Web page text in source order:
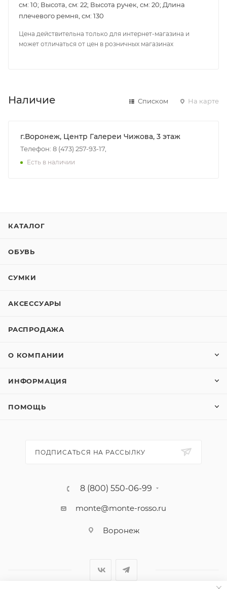
см: 10; Высота, см: 22; Высота ручек, см: 20; Длина
плечевого ремня, см: 130
Цена действительна только для интернет-магазина и
может отличаться от цен в розничных магазинах
Наличие Списком На карте
г.Воронеж, Центр Галереи Чижова, 3 этаж
Телефон: 8 (473) 257-93-17,
Есть в наличии
КАТАЛОГ
ОБУВЬ
СУМКИ
АКСЕССУАРЫ
РАСПРОДАЖА
О КОМПАНИИ
ИНФОРМАЦИЯ
ПОМОЩЬ
ПОДПИСАТЬСЯ НА РАССЫЛКУ
8 (800) 550-06-99
monte@monte-rosso.ru
Воронеж